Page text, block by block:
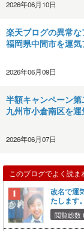
2026年06月10日
楽天ブログの異常
福岡県中間市を運
2026年06月09日
半額キャンペーン
九州市小倉南区を
2026年06月07日
このブログでよく読
改名で運
たします。
閲覧総数